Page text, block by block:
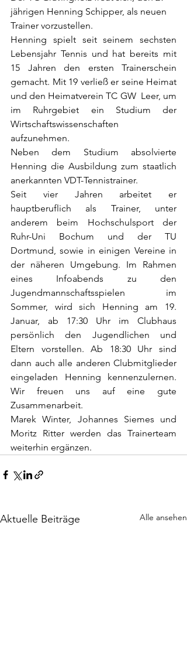
jährigen Henning Schipper, als neuen
Trainer vorzustellen.
Henning spielt seit seinem sechsten
Lebensjahr Tennis und hat bereits mit
15 Jahren den ersten Trainerschein
gemacht. Mit 19 verließ er seine Heimat
und den Heimatverein TC GW  Leer, um
im Ruhrgebiet ein Studium der
Wirtschaftswissenschaften
aufzunehmen.
Neben dem Studium absolvierte
Henning die Ausbildung zum staatlich
anerkannten VDT-Tennistrainer.
Seit vier Jahren arbeitet er
hauptberuflich als Trainer, unter
anderem beim Hochschulsport der
Ruhr-Uni Bochum und der TU
Dortmund, sowie in einigen Vereine in
der näheren Umgebung. Im Rahmen
eines Infoabends zu den
Jugendmannschaftsspielen im
Sommer, wird sich Henning am 19.
Januar, ab 17:30 Uhr im Clubhaus
persönlich den Jugendlichen und
Eltern vorstellen. Ab 18:30 Uhr sind
dann auch alle anderen Clubmitglieder
eingeladen Henning kennenzulernen.
Wir freuen uns auf eine gute
Zusammenarbeit.
Marek Winter, Johannes Siemes und
Moritz Ritter werden das Trainerteam
weiterhin ergänzen.
Aktuelle Beiträge Alle ansehen